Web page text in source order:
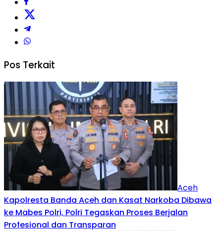
Pos Terkait
Aceh
Kapolresta Banda Aceh dan Kasat Narkoba Dibawa
ke Mabes Polri, Polri Tegaskan Proses Berjalan
Profesional dan Transparan